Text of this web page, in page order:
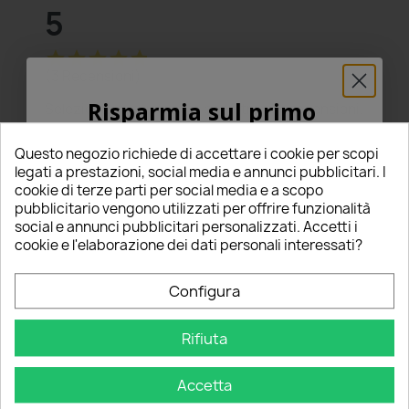
5
starstarstarstarstar
Seleziona un punteggio per filtrare le recensioni.
star star star
4 starstarstarstarstar_border (0)
3 starstarstarstar_borderstar_border (0)
2 starstarstar_borderstar_borderstar_border (0)
1 starstar_borderstar_border star_borderstar_border (0)
edit Scrivi una recensione
Ordina per 1 2
Questo negozio richiede di accettare i cookie per scopi
legati a prestazioni, social media e annunci pubblicitari. I
cookie di terze parti per social media e a scopo
pubblicitario vengono utilizzati per offrire funzionalità
social e annunci pubblicitari personalizzati. Accetti i
cookie e l'elaborazione dei dati personali interessati?
Configura
Rifiuta
Accetta
Risparmia sul primo
5% PER TE!
Inserisci la tua email qui sotto per ricevere il
5% DI SCONTOsul tuo primo ordine!
Nome